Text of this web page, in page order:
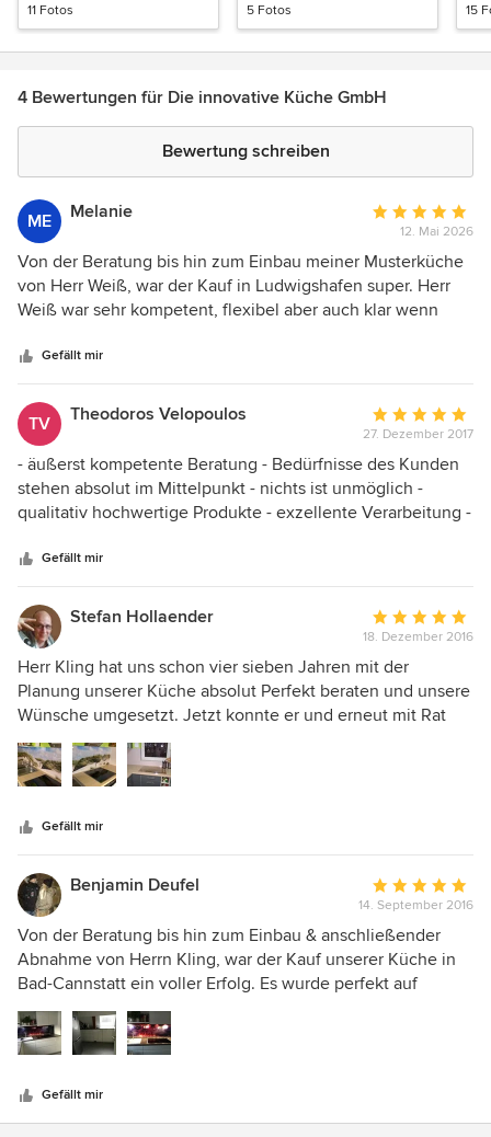
11 Fotos 5 Fotos 15
4 Bewertungen für Die innovative Küche GmbH
Bewertung schreiben
ME Melanie
Bewertung:
5
von
5
12. Mai 2026
Von der Beratung bis hin zum Einbau meiner Musterküche
von Herr Weiß, war der Kauf in Ludwigshafen super. Herr
Weiß war sehr kompetent, flexibel aber auch klar wenn
einen Sanitärbetrieb lief auch reibungslos. Durch seinen
Kontakt zu diesem Betrieb, musste ich nicht lange auf
einen Termin warten oder sogar in Kauf nehmen, dass der
Einbau dieser Küche nicht umsetzbar gewesen wäre
(Anschlüsse für Geschirrspüler im Hochschrank). Ein
Schrank wird anders genutzt als vorherbestimmt. Bei
diesem wurden die vorgebohrten Löcher so aufgefüllt, dass
sie nicht mal mehr zu erahnen sind. Man merkt, das Herr
Weiß seinen Arbeit liebt.
Gefällt mir
TV Theodoros Velopoulos
Bewertung:
5
von
5
27. Dezember 2017
- äußerst kompetente Beratung - Bedürfnisse des Kunden
stehen absolut im Mittelpunkt - nichts ist unmöglich -
qualitativ hochwertige Produkte - exzellente Verarbeitung -
Begleitung von der Planung bis zur Montage der Küche
und darüber hinaus Fazit: Einfach spitze und zu 100%
weiterzuempfehlen!!!
Gefällt mir
Stefan Hollaender
Bewertung:
5
von
5
18. Dezember 2016
Herr Kling hat uns schon vier sieben Jahren mit der
Planung unserer Küche absolut Perfekt beraten und unsere
Wünsche umgesetzt. Jetzt konnte er und erneut mit Rat
und Tat helfen bei unserm Wunsch eines unserer selbst
fotografierten Bilder an die Rückwand zu bringen. Auch
hier wieder perfekte Beratung und Hilfe. Wir danken Herr
Gefällt mir
Benjamin Deufel
Bewertung:
5
von
5
14. September 2016
Von der Beratung bis hin zum Einbau & anschließender
Abnahme von Herrn Kling, war der Kauf unserer Küche in
Bad-Cannstatt ein voller Erfolg. Es wurde perfekt auf
unsere Wünsche eingegangen. Sehr zu empfehlen!!!
Gefällt mir